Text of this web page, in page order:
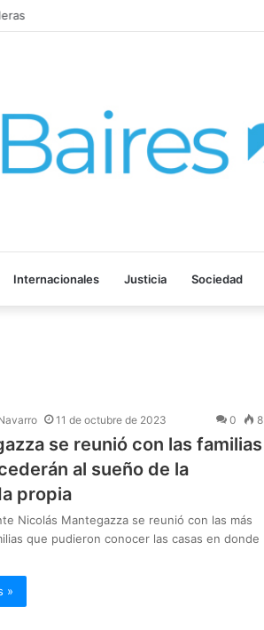
Internacionales Justicia Sociedad
11 de octubre de 2023 0 8
se reunió con las familias
al sueño de la
propia
Nicolás Mantegazza se reunió con las más
que pudieron conocer las casas en donde
»